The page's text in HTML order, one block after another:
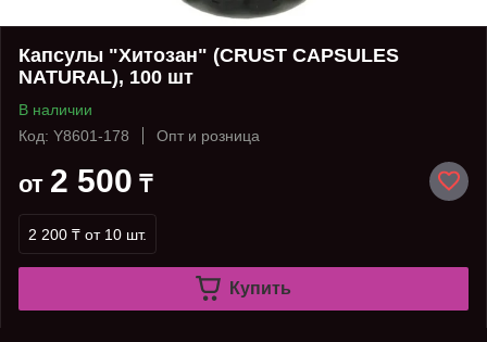
Капсулы "Хитозан" (CRUST CAPSULES
NATURAL), 100 шт
В наличии
Код: Y8601-178
Опт и розница
от 2 500 ₸
2 200 ₸ от 10 шт.
Купить